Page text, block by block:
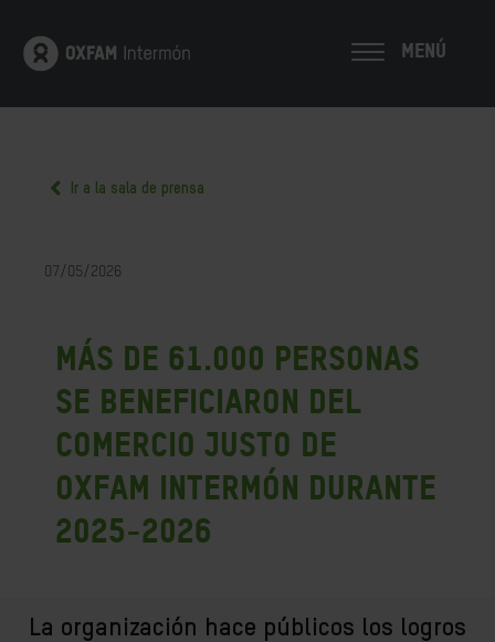
MENÚ
Ir a la sala de prensa
07/05/2026
Más de 61.000 personas
se beneficiaron del
comercio justo de
Oxfam Intermón durante
2025-2026
La organización hace públicos los logros